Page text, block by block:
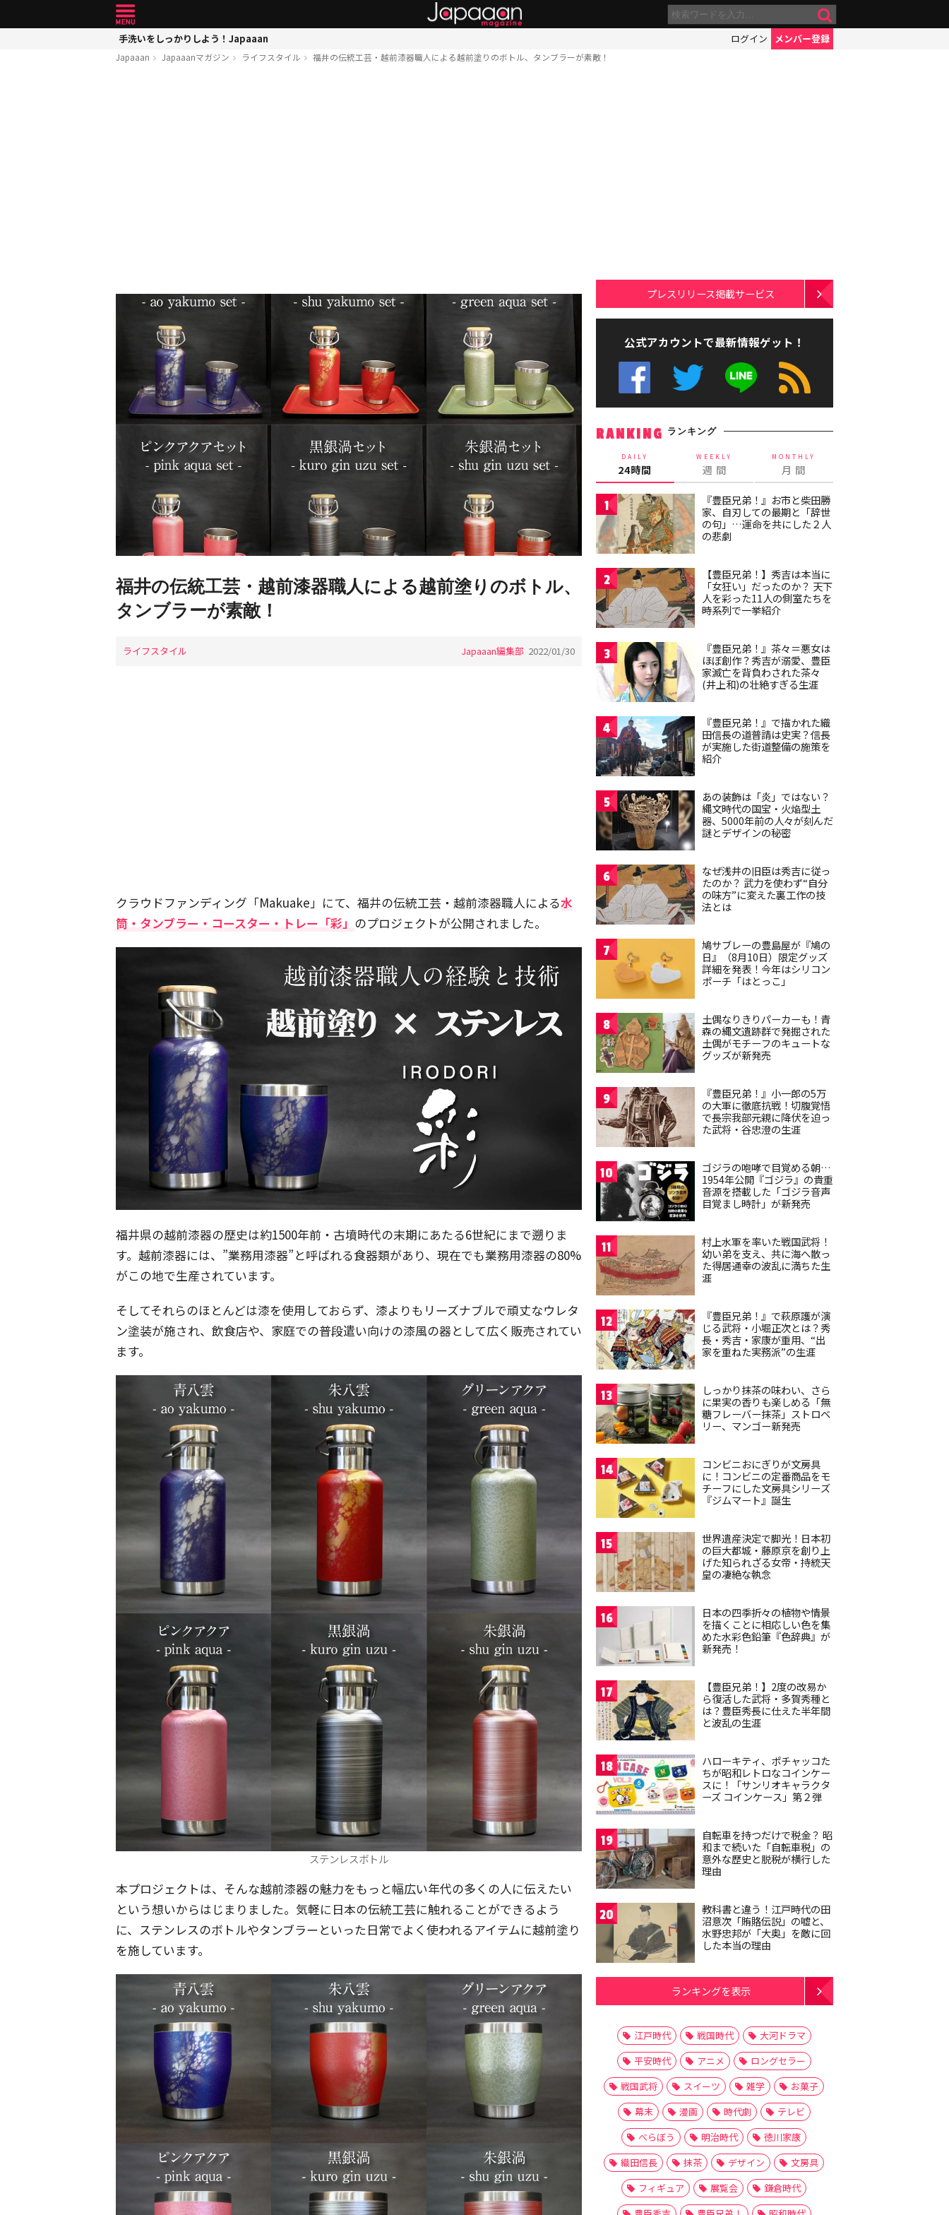
手洗いをしっかりしよう！Japaaan ログイン メンバー登録
Japaaan Japaaanマガジン ライフスタイル 福井の伝統工芸・越前漆器職人による越前塗りのボトル、タンブラーが素敵！
福井の伝統工芸・越前漆器職人による越前塗りのボトル、
タンブラーが素敵！
ライフスタイル Japaaan編集部 2022/01/30
クラウドファンディング「Makuake」にて、福井の伝統工芸・越前漆器職人による水
筒・タンブラー・コースター・トレー「彩」 のプロジェクトが公開されました。
福井県の越前漆器の歴史は約1500年前・古墳時代の末期にあたる6世紀にまで遡りま
す。越前漆器には、”業務用漆器”と呼ばれる食器類があり、現在でも業務用漆器の80%
がこの地で生産されています。
そしてそれらのほとんどは漆を使用しておらず、漆よりもリーズナブルで頑丈なウレタ
ン塗装が施され、飲食店や、家庭での普段遣い向けの漆風の器として広く販売されてい
ます。
ステンレスボトル
本プロジェクトは、そんな越前漆器の魅力をもっと幅広い年代の多くの人に伝えたい
という想いからはじまりました。気軽に日本の伝統工芸に触れることができるよう
に、ステンレスのボトルやタンブラーといった日常でよく使われるアイテムに越前塗り
を施しています。
プレスリリース掲載サービス
公式アカウントで最新情報ゲット！
RANKING ランキング
DAILY
24時間
WEEKLY
週 間
MONTHLY
月 間
1
『豊臣兄弟！』お市と柴田勝
家、自刃しての最期と「辞世
の句」…運命を共にした２人
の悲劇
2
【豊臣兄弟！】秀吉は本当に
「女狂い」だったのか？ 天下
人を彩った11人の側室たちを
時系列で一挙紹介
3
『豊臣兄弟！』茶々＝悪女は
ほぼ創作？秀吉が溺愛、豊臣
家滅亡を背負わされた茶々
(井上和)の壮絶すぎる生涯
4
『豊臣兄弟！』で描かれた織
田信長の道普請は史実？信長
が実施した街道整備の施策を
紹介
5
あの装飾は「炎」ではない？
縄文時代の国宝・火焔型土
器、5000年前の人々が刻んだ
謎とデザインの秘密
6
なぜ浅井の旧臣は秀吉に従っ
たのか？ 武力を使わず“自分
の味方”に変えた裏工作の技
法とは
7
鳩サブレーの豊島屋が『鳩の
日』（8月10日）限定グッズ
詳細を発表！今年はシリコン
ポーチ「はとっこ」
8
土偶なりきりパーカーも！青
森の縄文遺跡群で発掘された
土偶がモチーフのキュートな
グッズが新発売
9
『豊臣兄弟！』小一郎の5万
の大軍に徹底抗戦！切腹覚悟
で長宗我部元親に降伏を迫っ
た武将・谷忠澄の生涯
10
ゴジラの咆哮で目覚める朝…
1954年公開『ゴジラ』の貴重
音源を搭載した「ゴジラ音声
目覚まし時計」が新発売
11
村上水軍を率いた戦国武将！
幼い弟を支え、共に海へ散っ
た得居通幸の波乱に満ちた生
涯
12
『豊臣兄弟！』で萩原護が演
じる武将・小堀正次とは？秀
長・秀吉・家康が重用、“出
家を重ねた実務派”の生涯
13
しっかり抹茶の味わい、さら
に果実の香りも楽しめる「無
糖フレーバー抹茶」ストロベ
リー、マンゴー新発売
14
コンビニおにぎりが文房具
に！コンビニの定番商品をモ
チーフにした文房具シリーズ
『ジムマート』誕生
15
世界遺産決定で脚光！日本初
の巨大都城・藤原京を創り上
げた知られざる女帝・持統天
皇の凄絶な執念
16
日本の四季折々の植物や情景
を描くことに相応しい色を集
めた水彩色鉛筆『色辞典』が
新発売！
17
【豊臣兄弟！】2度の改易か
ら復活した武将・多賀秀種と
は？豊臣秀長に仕えた半年間
と波乱の生涯
18
ハローキティ、ポチャッコた
ちが昭和レトロなコインケー
スに！「サンリオキャラクタ
ーズ コインケース」第２弾
19
自転車を持つだけで税金？ 昭
和まで続いた「自転車税」の
意外な歴史と脱税が横行した
理由
20
教科書と違う！江戸時代の田
沼意次「賄賂伝説」の嘘と、
水野忠邦が「大奥」を敵に回
した本当の理由
ランキングを表示
江戸時代 戦国時代
大河ドラマ
平安時代
アニメ
ロングセラー
戦国武将
スイーツ 雑学
お菓子
幕末
漫画 時代劇
テレビ
べらぼう
明治時代
徳川家康
織田信長
抹茶 デザイン
文房具
フィギュア
展覧会
鎌倉時代